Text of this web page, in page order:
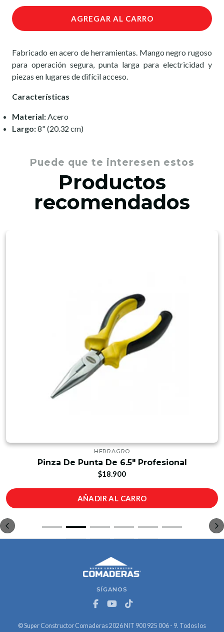
AGREGAR AL CARRO
Fabricado en acero de herramientas. Mango negro rugoso
para operación segura, punta larga para electricidad y
piezas en lugares de difícil acceso.
Características
Material:Acero
Largo:8" (20.32 cm)
Puede que te interesen estos
Productos
recomendados
HERRAGRO
Pinza De Punta De 6.5" Profesional
$18.900
AÑADIR AL CARRO
SÍGANOS
© Super Constructor Comaderas 2026 NIT 900 925 006 - 9. Todos los